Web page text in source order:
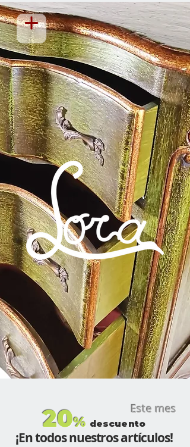
Este mes
20% descuento
¡En todos nuestros artículos!